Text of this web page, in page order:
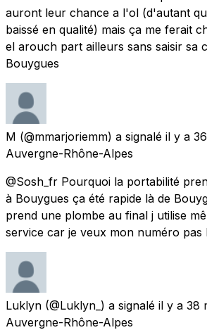
auront leur chance a l'ol (d'autant
baissé en qualité) mais ça me ferait
el arouch part ailleurs sans saisir sa
Bouygues
M (@mmarjoriemm) a signalé il y a
Auvergne-Rhône-Alpes
@Sosh_fr Pourquoi la portabilité
à Bouygues ça été rapide là de
prend une plombe au final j utilise
service car je veux mon numéro pas
Luklyn (@Luklyn_) a signalé il y a 38
Auvergne-Rhône-Alpes